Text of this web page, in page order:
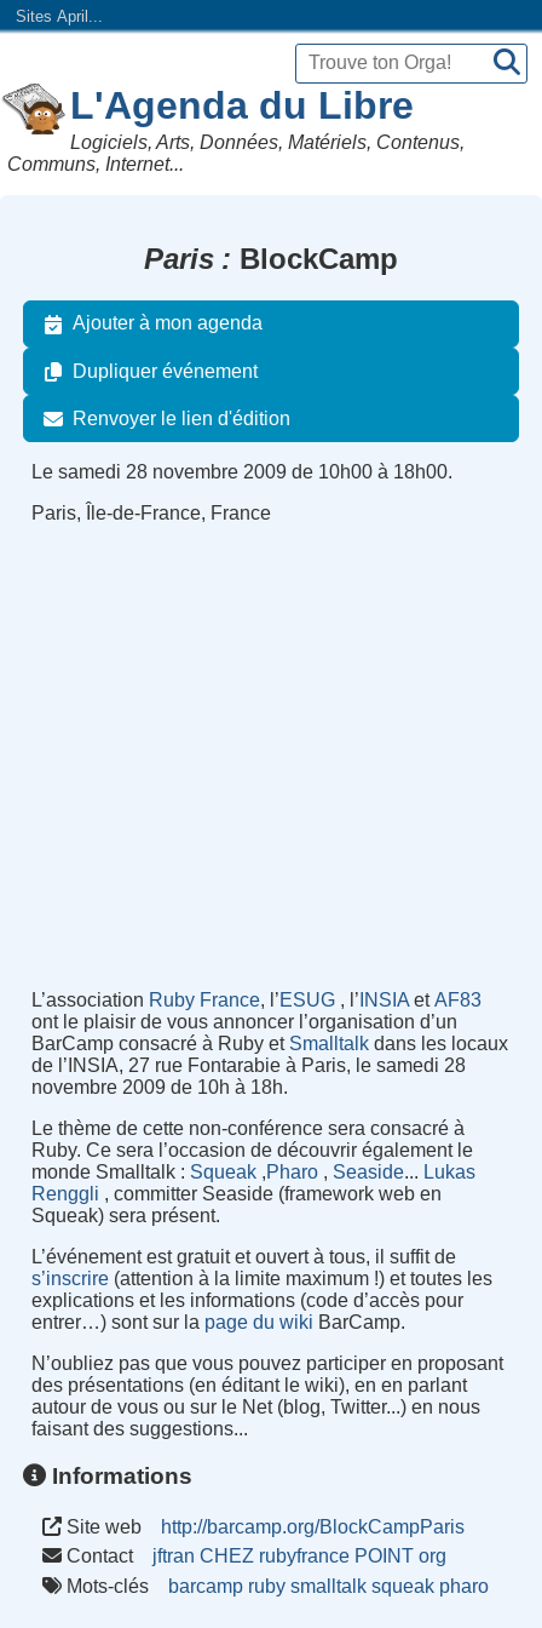
Sites April...
L'Agenda du Libre
Logiciels, Arts, Données, Matériels, Contenus,
Communs, Internet...
Paris BlockCamp
Ajouter à mon agenda
Dupliquer événement
Renvoyer le lien d'édition
Le samedi 28 novembre 2009 de 10h00 à 18h00.
Paris, Île-de-France, France
L’association Ruby France, l’ESUG, l’ INSIAetAF83
ont le plaisir de vous annoncer l’organisation d’un
BarCamp consacré à Ruby et Smalltalkdans les locaux
de l’INSIA, 27 rue Fontarabie à Paris, le samedi 28
novembre 2009 de 10h à 18h.
Le thème de cette non-conférence sera consacré à
Ruby. Ce sera l’occasion de découvrir également le
monde Smalltalk : Squeak,Pharo, Seaside... Lukas
Renggli , committer Seaside (framework web en
Squeak) sera présent.
L’événement est gratuit et ouvert à tous, il suffit de
s’inscrire(attention à la limite maximum !) et toutes les
explications et les informations (code d’accès pour
entrer…) sont sur la page du wiki BarCamp.
N’oubliez pas que vous pouvez participer en proposant
des présentations (en éditant le wiki), en en parlant
autour de vous ou sur le Net (blog, Twitter...) en nous
faisant des suggestions...
Informations
Site web
http://barcamp.org/BlockCampParis
Contact
jftran CHEZ rubyfrance POINT org
Mots-clés
barcamp ruby smalltalk squeak pharo